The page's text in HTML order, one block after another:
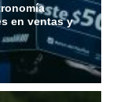
en ventas y